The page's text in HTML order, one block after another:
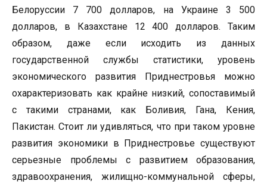
Белоруссии 7 700 долларов, на Украине 3 500
долларов, в Казахстане 12 400 долларов. Таким
образом, даже если исходить из данных
государственной службы статистики, уровень
экономического развития Приднестровья можно
охарактеризовать как крайне низкий, сопоставимый
с такими странами, как Боливия, Гана, Кения,
Пакистан. Стоит ли удивляться, что при таком уровне
развития экономики в Приднестровье существуют
серьезные проблемы с развитием образования,
здравоохранения, жилищно-коммунальной сферы,